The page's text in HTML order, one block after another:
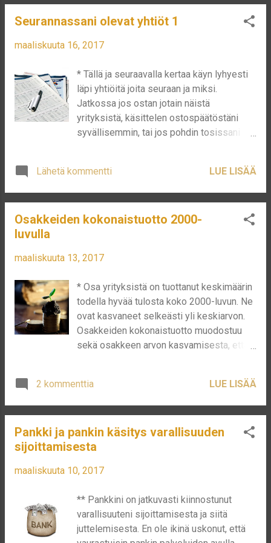
suhteessa omiin varoihini ja mietin ostop...
ostan sitten, kun sijoitettavaa pääomaa on
enemmän. Basware Basware onkin
johtava hankinnasta maksuun- ja
johtava, tekee yrityksestä jo hyvin
mielenkiintoisen. Se asettaa yrityksen
johtoasemaan ja muut joutuvat
kilpailemaan sen kanssa. Tietenkin se
tarkoittaa myös, että sen pitää onnistua
maksu mahdollisuudet ovat yleistyneet
merkittävästi ja uskon, että ne vain jatkavat
miettivät, voiko yritys jatkaa kasvuaan
Seurannassani olevat yhtiöt 1
maaliskuuta 16, 2017
* Tällä ja seuraavalla kertaa käyn lyhyesti
läpi yhtiöitä joita seuraan ja miksi.
Jatkossa jos ostan jotain näistä
yrityksistä, käsittelen ostospäätöstäni
syvällisemmin, tai jos pohdin tosissani
yrityksiä. KONE Kone oli tietääkseni selvä
sijoituskohde jo 2000-luvulla, itse
huomasin sen vaikutusvallan jo silloin
matkatessani ulkomailla lomalla, koska
tietenkään silloin ajatellut sijoittamista,
tapauksessa minulle oli selvää, jos silloin,
että Kone on hyvä Suomalainen yritys.
Siitä on helppo päätellä, miten
sijoittaminen voi joskus olla hyvinkin
helppoa, 10+ vuotias tietää, että yritys on
ensimmäisenä ostoslistallani, kun koen
tällä hetkellä, jos minulla olisi paljon
Lähetä kommentti LUE LISÄÄ
Osakkeiden kokonaistuotto 2000-
luvulla
maaliskuuta 13, 2017
* Osa yrityksistä on tuottanut keskimäärin
todella hyvää tulosta koko 2000-luvun. Ne
ovat kasvaneet selkeästi yli keskiarvon.
Osakkeiden kokonaistuotto muodostuu
sekä osakkeen arvon kasvamisesta, että
Lindström kirjoittaa Nordnetin blogissa
osakkeiden kokonaistuotosta ja listaa
yhtiöt paremmuus järjestyksessä.
https://www.nordnet.fi/mux/web/analys/e
xperterna/expert/kommentar.html?
hyvin mielenkiintoista luettavaa ja osoittaa
saavuttaa paljon paremman tuoton, kuin
indeksi keskimäärin. Kopioin alle 10
menestyneintä yhtiötä 2000-luvulla,
2 kommenttia LUE LISÄÄ
Pankki ja pankin käsitys varallisuuden
sijoittamisesta
maaliskuuta 10, 2017
** Pankkini on jatkuvasti kiinnostunut
varallisuuteni sijoittamisesta ja siitä
juttelemisesta. En ole ikinä uskonut, että